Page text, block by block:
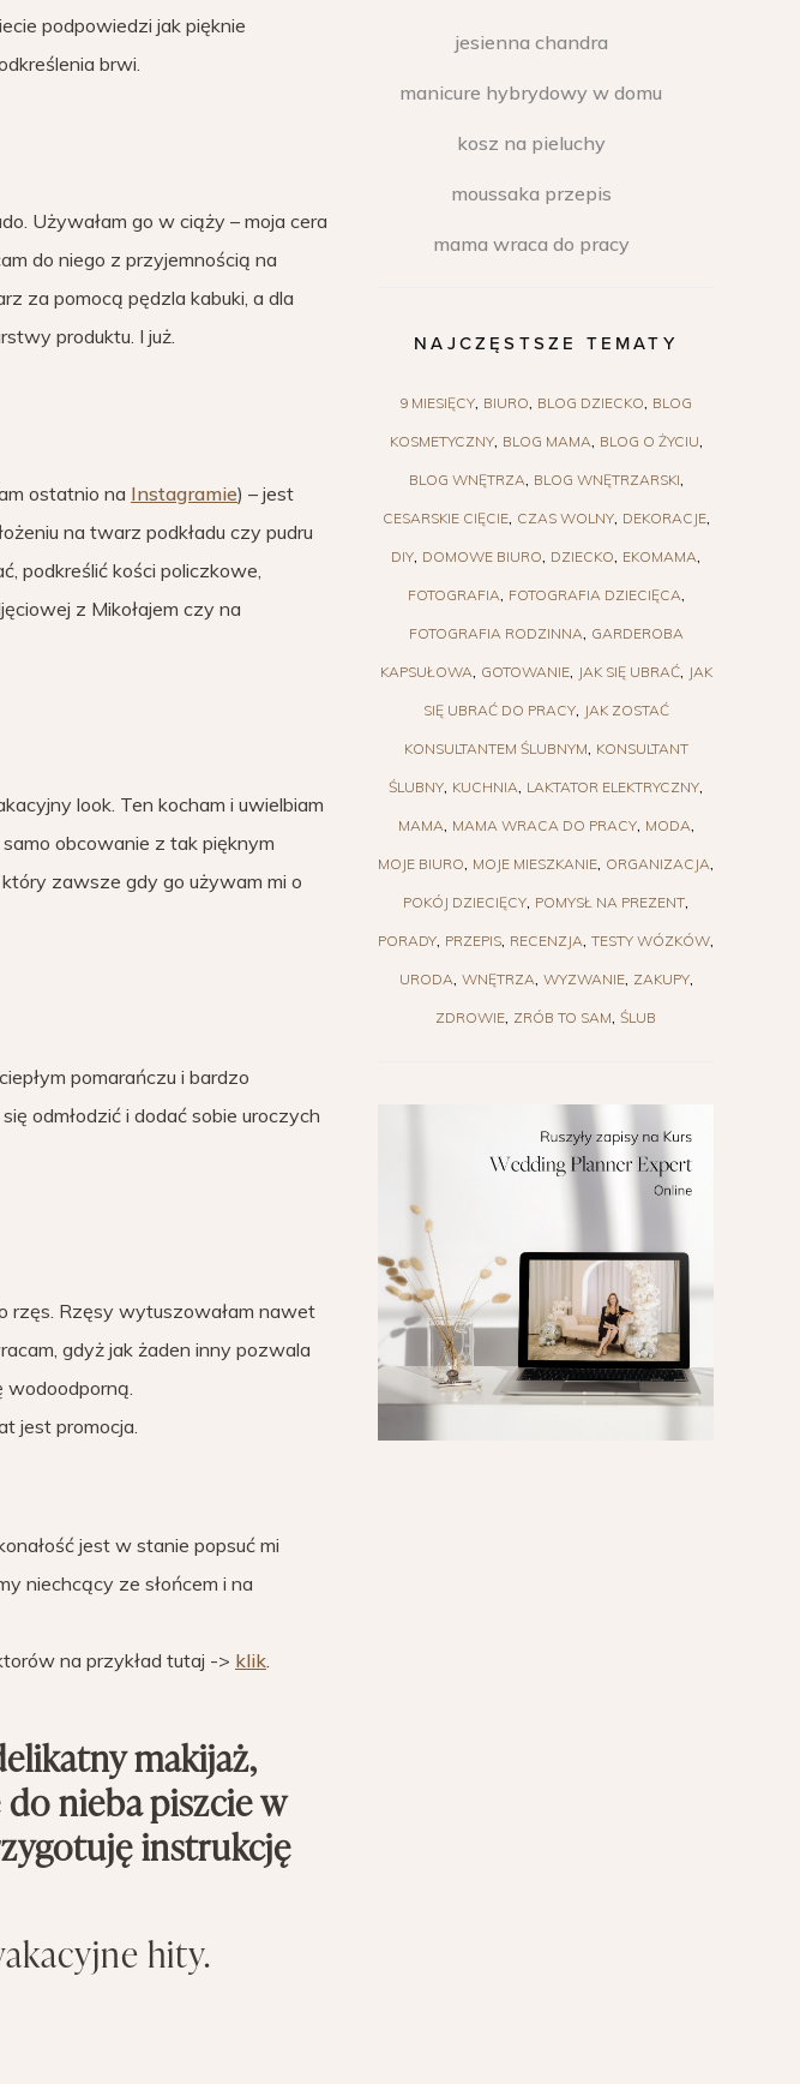
podpowiedzi jak pięknie
brwi.
Używałam go w ciąży – moja cera
do niego z przyjemnością na
za pomocą pędzla kabuki, a dla
produktu. I już.
ostatnio na Instagramie) – jest
na twarz podkładu czy pudru
podkreślić kości policzkowe,
z Mikołajem czy na
look. Ten kocham i uwielbiam
obcowanie z tak pięknym
zawsze gdy go używam mi o
pomarańczu i bardzo
odmłodzić i dodać sobie uroczych
rzęs. Rzęsy wytuszowałam nawet
gdyż jak żaden inny pozwala
wodoodporną.
jest promocja.
jest w stanie popsuć mi
niechcący ze słońcem i na
na przykład tutaj -> klik
makijaż,
nieba piszcie w
instrukcję
hity.
jesienna chandra
manicure hybrydowy w domu
kosz na pieluchy
moussaka przepis
mama wraca do pracy
NAJCZĘSTSZE TEMATY
9 MIESIĘCY BIURO BLOG DZIECKO BLOG
KOSMETYCZNY BLOG MAMA BLOG O ŻYCIU
BLOG WNĘTRZA BLOG WNĘTRZARSKI
CESARSKIE CIĘCIE CZAS WOLNY DEKORACJE
DIY DOMOWE BIURO DZIECKO EKOMAMA
FOTOGRAFIA FOTOGRAFIA DZIECIĘCA
FOTOGRAFIA RODZINNA GARDEROBA
KAPSUŁOWA GOTOWANIE JAK SIĘ UBRAĆ JAK
SIĘ UBRAĆ DO PRACY JAK ZOSTAĆ
KONSULTANTEM ŚLUBNYM KONSULTANT
ŚLUBNY KUCHNIA LAKTATOR ELEKTRYCZNY
MAMA MAMA WRACA DO PRACY MODA
MOJE BIURO MOJE MIESZKANIE ORGANIZACJA
POKÓJ DZIECIĘCY POMYSŁ NA PREZENT
PORADY PRZEPIS RECENZJA TESTY WÓZKÓW
URODA WNĘTRZA WYZWANIE ZAKUPY
ZDROWIE ZRÓB TO SAM ŚLUB